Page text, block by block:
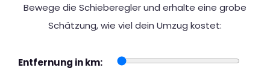
Bewege die Schieberegler und erhalte eine grobe
Schätzung, wie viel dein Umzug kostet:
Entfernung in km: